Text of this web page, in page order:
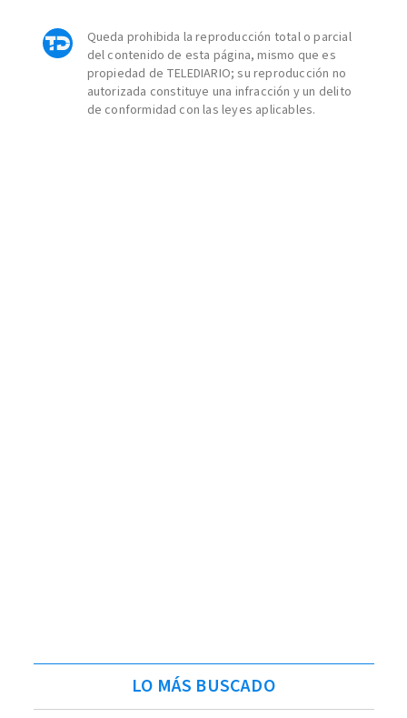
Queda prohibida la reproducción total o parcial
del contenido de esta página, mismo que es
propiedad de TELEDIARIO; su reproducción no
autorizada constituye una infracción y un delito
de conformidad con las leyes aplicables.
LO MÁS BUSCADO